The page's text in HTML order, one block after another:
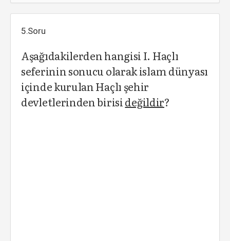
5.Soru
Aşağıdakilerden hangisi I. Haçlı
seferinin sonucu olarak islam dünyası
içinde kurulan Haçlı şehir
devletlerinden birisideğildir?